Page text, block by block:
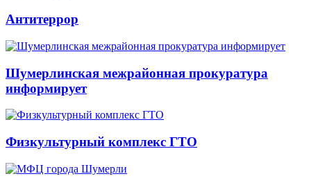
Антитеррор
Шумерлинская межрайонная прокуратура
информирует
Физкультурный комплекс ГТО